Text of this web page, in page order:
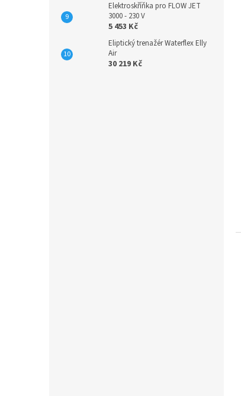
Elektroskříňka pro FLOW JET
3000 - 230 V
5 453 Kč
Eliptický trenažér Waterflex Elly
Air
30 219 Kč